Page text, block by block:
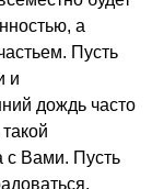
а
Пусть
и
дождь часто
с Вами. Пусть